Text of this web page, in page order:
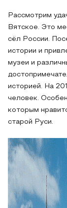
Рассмотрим
Вятское. Это
сёл России.
истории и
музеи и
историей. На
человек.
которым
старой Руси.